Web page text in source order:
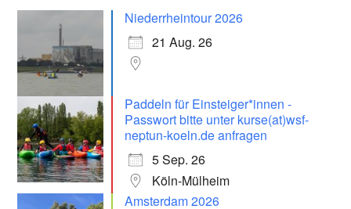
Niederrheintour 2026
21 Aug. 26
Paddeln für Einsteiger*innen -
Passwort bitte unter kurse(at)wsf-
neptun-koeln.de anfragen
5 Sep. 26
Köln-Mülheim
Amsterdam 2026